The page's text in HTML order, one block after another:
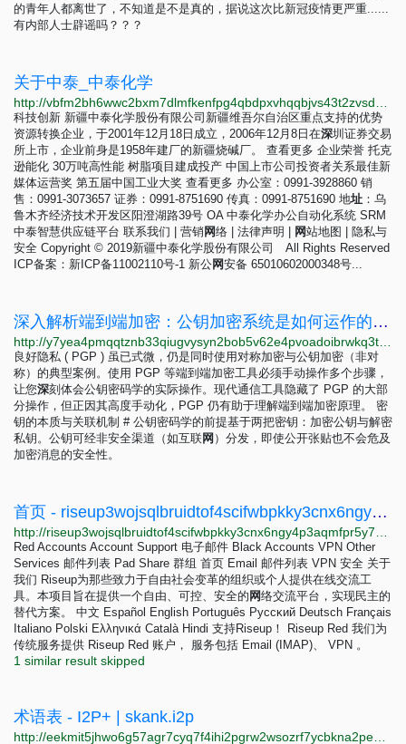
的青年人都离世了，不知道是不是真的，据说这次比新冠疫情更严重......
有内部人士辟谣吗？？？
关于中泰_中泰化学
科技创新 新疆中泰化学股份有限公司新疆维吾尔自治区重点支持的优势
资源转换企业，于2001年12月18日成立，2006年12月8日在深圳证券交易
所上市，企业前身是1958年建厂的新疆烧碱厂。 查看更多 企业荣誉 托克
逊能化 30万吨高性能 树脂项目建成投产 中国上市公司投资者关系最佳新
媒体运营奖 第五届中国工业大奖 查看更多 办公室：0991-3928860 销
售：0991-3073657 证券：0991-8751690 传真：0991-8751690 地址 ：乌
鲁木齐经济技术开发区阳澄湖路39号 OA 中泰化学办公自动化系统 SRM
中泰智慧供应链平台 联系我们 | 营销 网络 | 法律声明 | 网站地图 | 隐私与
安全 Copyright © 2019新疆中泰化学股份有限公司 All Rights Reserved
ICP备案：新ICP备11002110号-1 新公网安备 65010602000348号...
深入解析端到端加密：公钥加密系统是如何运作的？ | Surveillance Self-Defense
良好隐私 ( PGP ) 虽已式微，仍是同时使用对称加密与公钥加密（非对
称）的典型案例。使用 PGP 等端到端加密工具必须手动操作多个步骤，
让您深刻体会公钥密码学的实际操作。现代通信工具隐藏了 PGP 的大部
分操作，但正因其高度手动化，PGP 仍有助于理解端到端加密原理。 密
钥的本质与关联机制 # 公钥密码学的前提基于两把密钥：加密公钥与解密
私钥。公钥可经非安全渠道（如互联网 ）分发，即使公开张贴也不会危及
加密消息的安全性。
首页 - riseup3wojsqlbruidtof4scifwbpkky3cnx6ngy4p3aqmfpr5y7soad.onion
Red Accounts Account Support 电子邮件 Black Accounts VPN Other
Services 邮件列表 Pad Share 群组 首页 Email 邮件列表 VPN 安全 关于
我们 Riseup为那些致力于自由社会变革的组织或个人提供在线交流工
具。本项目旨在提供一个自由、可控、安全的 网络交流平台，实现民主的
替代方案。 中文 Español English Português Pyccĸий Deutsch Français
Italiano Polski Ελληνικά Català Hindi 支持Riseup！ Riseup Red 我们为
传统服务提供 Riseup Red 账户， 服务包括 Email (IMAP)、 VPN 。
1 similar result skipped
术语表 - I2P+ | skank.i2p